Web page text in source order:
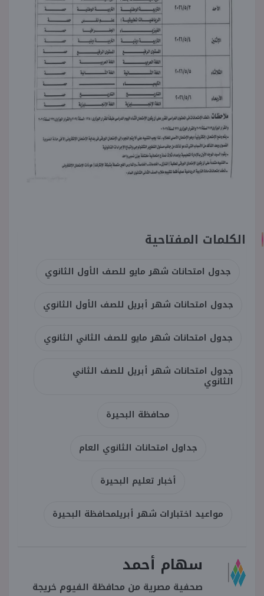
الكلمات المفتاحية
جدول امتحانات شهر مايو للصف الأول الثانوي
جدول امتحانات شهر أبريل للصف الأول الثانوي
جدول امتحانات شهر مايو للصف الثاني الثانوي
جدول امتحانات شهر أبريل للصف الثاني
الثانوي
محافظة البحيرة
جداول امتحانات الثانوي العام
أخبار تعليم البحيرة
مواعيد اختبارات شهر أبريلمحافظة البحيرة
سهام أحمد
صحفية مصرية من محافظة الفيوم خريجة